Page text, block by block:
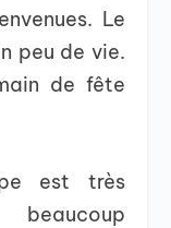
Le
peu de vie.
de fête
est très